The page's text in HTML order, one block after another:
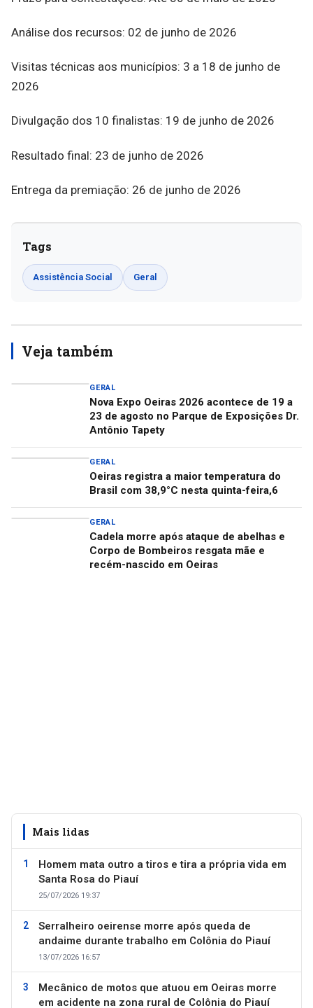
Análise dos recursos: 02 de junho de 2026
Visitas técnicas aos municípios: 3 a 18 de junho de
2026
Divulgação dos 10 finalistas: 19 de junho de 2026
Resultado final: 23 de junho de 2026
Entrega da premiação: 26 de junho de 2026
Tags
Assistência Social Geral
Veja também
GERAL
Nova Expo Oeiras 2026 acontece de 19 a
23 de agosto no Parque de Exposições Dr.
Antônio Tapety
GERAL
Oeiras registra a maior temperatura do
Brasil com 38,9°C nesta quinta-feira,6
GERAL
Cadela morre após ataque de abelhas e
Corpo de Bombeiros resgata mãe e
recém-nascido em Oeiras
Mais lidas
Homem mata outro a tiros e tira a própria vida em
Santa Rosa do Piauí
25/07/2026 19:37
Serralheiro oeirense morre após queda de
andaime durante trabalho em Colônia do Piauí
13/07/2026 16:57
Mecânico de motos que atuou em Oeiras morre
em acidente na zona rural de Colônia do Piauí